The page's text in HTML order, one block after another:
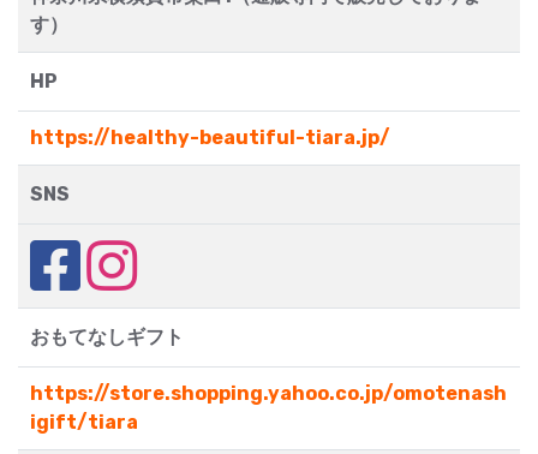
す）
HP
https://healthy-beautiful-tiara.jp/
SNS
おもてなしギフト
https://store.shopping.yahoo.co.jp/omotenash
igift/tiara